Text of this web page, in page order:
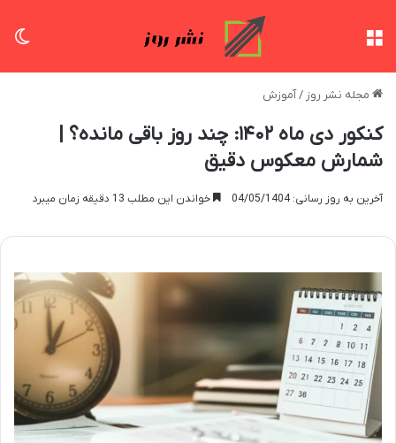
مجله نشر روز /آموزش
کنکور دی ماه ۱۴۰۲: چند روز باقی مانده؟ |
شمارش معکوس دقیق
آخرین به روز رسانی: 04/05/1404 خواندن این مطلب 13 دقیقه زمان میبرد